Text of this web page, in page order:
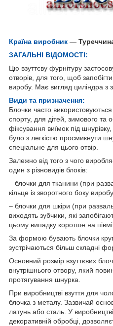
Країна виробник —
ЗАГАЛЬНІ ВІДОМОСТІ:
Цю взуттєву фурнітуру
отворів, для того, щоб
виробу. Має вигляд циліндра з
Види та призначення:
Блочки часто
спорту, для дітей, зимового та
фіксування виїмок під
було з легкістю просмикнути
спеціальне для цього отвір.
Залежно від того з чого
один з різновидів блоків:
– блочки для тканини (при
кільце із зворотного боку
– блочки для шкіри (при
виходять зубчики, які
цьому випадку коротше на
За формою бувають блочки
зустрічаються більш складні
Основний розмір взуттєвих
внутрішнього отвору, який
протягування шнурка.
При виробництві взуття для
блочка з металу. Зазвичай
латунь або сталь. У
декоративній обробці,